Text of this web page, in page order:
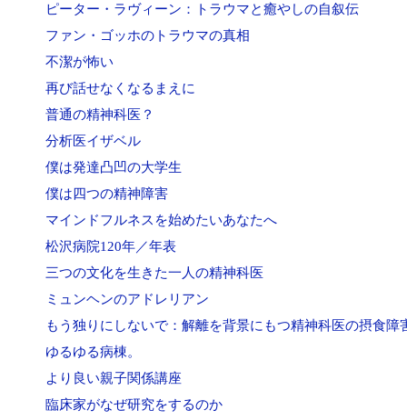
ピーター・ラヴィーン：トラウマと癒やしの自叙伝
ファン・ゴッホのトラウマの真相
不潔が怖い
再び話せなくなるまえに
普通の精神科医？
分析医イザベル
僕は発達凸凹の大学生
僕は四つの精神障害
マインドフルネスを始めたいあなたへ
松沢病院120年／年表
三つの文化を生きた一人の精神科医
ミュンヘンのアドレリアン
もう独りにしないで：解離を背景にもつ精神科医の摂食障
ゆるゆる病棟。
より良い親子関係講座
臨床家がなぜ研究をするのか